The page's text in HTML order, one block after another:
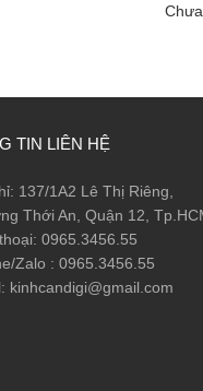
TIN LIÊN HỆ
137/1A2 Lê Thị Riêng,
Thới An, Quận 12,
0965.3456.55
Zalo : 0965.3456.55
kinhcandigi@gmail.com